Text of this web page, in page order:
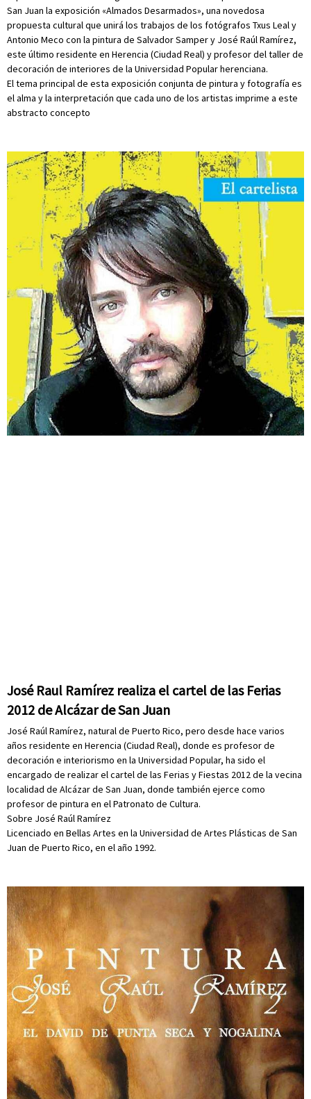
San Juan la exposición «Almados Desarmados», una novedosa
propuesta cultural que unirá los trabajos de los fotógrafos Txus Leal y
Antonio Meco con la pintura de Salvador Samper y José Raúl Ramírez,
este último residente en Herencia (Ciudad Real) y profesor del taller de
decoración de interiores de la Universidad Popular herenciana.
El tema principal de esta exposición conjunta de pintura y fotografía es
el alma y la interpretación que cada uno de los artistas imprime a este
abstracto concepto
José Raul Ramírez realiza el cartel de las Ferias
2012 de Alcázar de San Juan
José Raúl Ramírez, natural de Puerto Rico, pero desde hace varios
años residente en Herencia (Ciudad Real), donde es profesor de
decoración e interiorismo en la Universidad Popular, ha sido el
encargado de realizar el cartel de las Ferias y Fiestas 2012 de la vecina
localidad de Alcázar de San Juan, donde también ejerce como
profesor de pintura en el Patronato de Cultura.
Sobre José Raúl Ramírez
Licenciado en Bellas Artes en la Universidad de Artes Plásticas de San
Juan de Puerto Rico, en el año 1992.